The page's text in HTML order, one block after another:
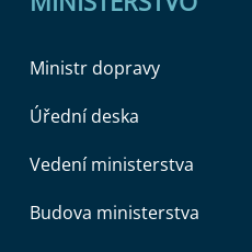
Ministr dopravy
Úřední deska
Vedení ministerstva
Budova ministerstva